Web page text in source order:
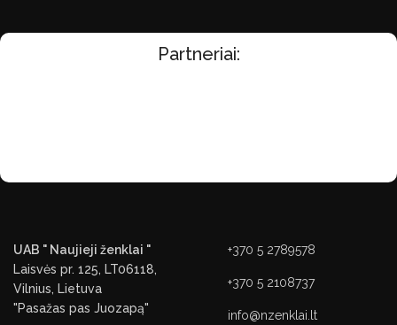
Partneriai:
UAB " Naujieji ženklai "
Laisvės pr. 125, LT06118,
Vilnius, Lietuva
"Pasažas pas Juozapą"
+370 5 2789578
+370 5 2108737
info@nzenklai.lt